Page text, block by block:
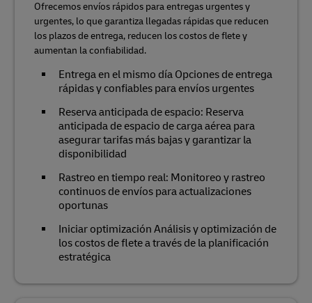
Ofrecemos envíos rápidos para entregas urgentes y
urgentes, lo que garantiza llegadas rápidas que reducen
los plazos de entrega, reducen los costos de flete y
aumentan la confiabilidad.
Entrega en el mismo día Opciones de entrega
rápidas y confiables para envíos urgentes
Reserva anticipada de espacio: Reserva
anticipada de espacio de carga aérea para
asegurar tarifas más bajas y garantizar la
disponibilidad
Rastreo en tiempo real: Monitoreo y rastreo
continuos de envíos para actualizaciones
oportunas
Iniciar optimización Análisis y optimización de
los costos de flete a través de la planificación
estratégica